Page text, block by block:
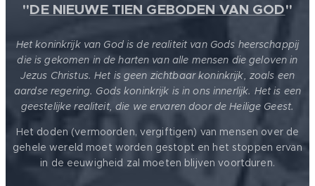
"DE NIEUWE TIEN GEBODEN VAN GOD"
Het koninkrijk van God is de realiteit van Gods heerschappij
die is gekomen in de harten van alle mensen die geloven in
Jezus Christus. Het is geen zichtbaar koninkrijk, zoals een
aardse regering. Gods koninkrijk is in ons innerlijk. Het is een
geestelijke realiteit, die we ervaren door de Heilige Geest.
Het doden (vermoorden, vergiftigen) van mensen over de
gehele wereld moet worden gestopt en het stoppen ervan
in de eeuwigheid zal moeten blijven voortduren.